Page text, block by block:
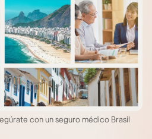
con un seguro médico Brasil